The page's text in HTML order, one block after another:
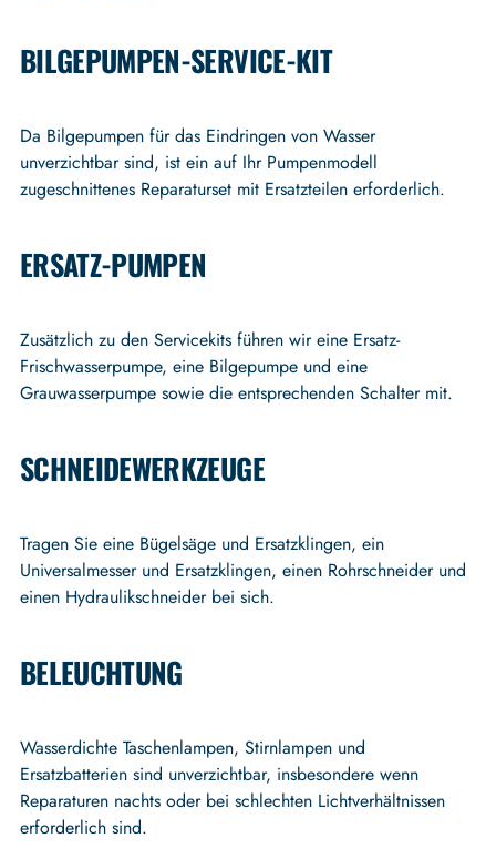
BILGEPUMPEN-SERVICE-KIT
Da Bilgepumpen für das Eindringen von Wasser
unverzichtbar sind, ist ein auf Ihr Pumpenmodell
zugeschnittenes Reparaturset mit Ersatzteilen erforderlich.
ERSATZ-PUMPEN
Zusätzlich zu den Servicekits führen wir eine Ersatz-
Frischwasserpumpe, eine Bilgepumpe und eine
Grauwasserpumpe sowie die entsprechenden Schalter mit.
SCHNEIDEWERKZEUGE
Tragen Sie eine Bügelsäge und Ersatzklingen, ein
Universalmesser und Ersatzklingen, einen Rohrschneider und
einen Hydraulikschneider bei sich.
BELEUCHTUNG
Wasserdichte Taschenlampen, Stirnlampen und
Ersatzbatterien sind unverzichtbar, insbesondere wenn
Reparaturen nachts oder bei schlechten Lichtverhältnissen
erforderlich sind.